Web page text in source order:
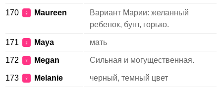
170 ♀ Maureen
Вариант Марии: желанный
ребенок, бунт, горько.
171 ♀ Maya мать
172 ♀ Megan Сильная и могущественная.
173 ♀ Melanie черный, темный цвет